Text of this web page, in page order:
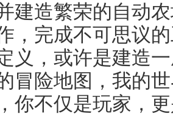
建造繁荣的自动
，完成不可思议
义，或许是建造
冒险地图，我的
你不仅是玩家，